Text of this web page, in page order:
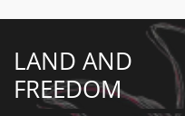
LAND AND
FREEDOM